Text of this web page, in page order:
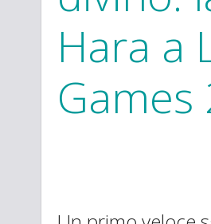
Hara a
Games